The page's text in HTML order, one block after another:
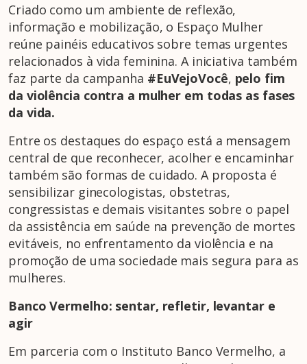
Criado como um ambiente de reflexão,
informação e mobilização, o Espaço Mulher
reúne painéis educativos sobre temas urgentes
relacionados à vida feminina. A iniciativa também
faz parte da campanha #EuVejoVocê, pelo fim
da violência contra a mulher em todas as fases
da vida.
Entre os destaques do espaço está a mensagem
central de que reconhecer, acolher e encaminhar
também são formas de cuidado. A proposta é
sensibilizar ginecologistas, obstetras,
congressistas e demais visitantes sobre o papel
da assistência em saúde na prevenção de mortes
evitáveis, no enfrentamento da violência e na
promoção de uma sociedade mais segura para as
mulheres.
Banco Vermelho: sentar, refletir, levantar e
agir
Em parceria com o Instituto Banco Vermelho, a